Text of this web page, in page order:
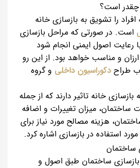
چقدر است؟
را تشویق به بازسازی خانه
است. در صورتی که مراحل بازسازی
اصول ایمنی انجام شود
و مناسب خواهد بود. از این رو
طراح دکوراسیون داخلی و گروه
خانه تاثیر دارند که از جمله
ساختمان، میزان تغییرات و اضافه
هزینه مصالح مورد نیاز برای
مورد استفاده در بازسازی اشاره کرد.
ساختمان
ساختمان طبق اصول و